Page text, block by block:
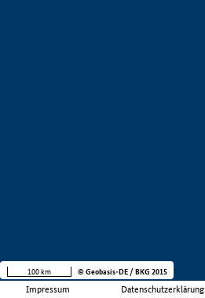
Impressum Datenschutzerklärung
100 km © Geobasis-DE / BKG 2015